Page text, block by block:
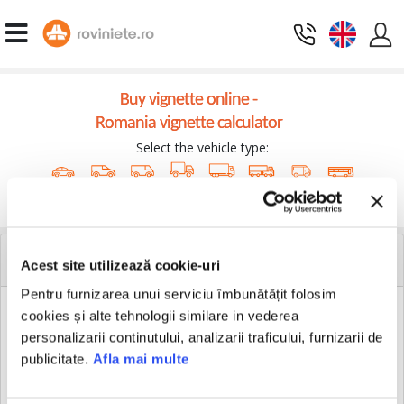
Acest site utilizează cookie-uri
Pentru furnizarea unui serviciu îmbunătățit folosim
cookies și alte tehnologii similare in vederea
personalizarii continutului, analizarii traficului, furnizarii de
publicitate. Afla mai multe
Buy vignette online -
Romania vignette calculator
Select the vehicle type:
EXPIRY ALERTS
Create a free account.
This way you will never go overdrawn when your rovignette